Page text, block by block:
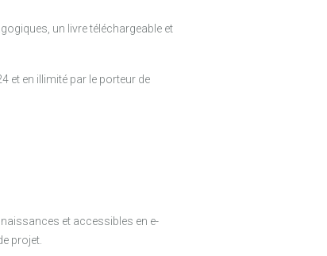
un livre téléchargeable et
et en illimité par le porteur de
et accessibles en e-
projet.